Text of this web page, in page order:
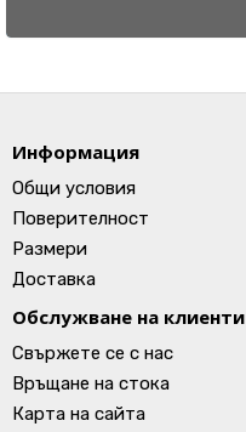
Информация
Общи условия
Поверителност
Размери
Доставка
Обслужване на клиенти
Свържете се с нас
Връщане на стока
Карта на сайта